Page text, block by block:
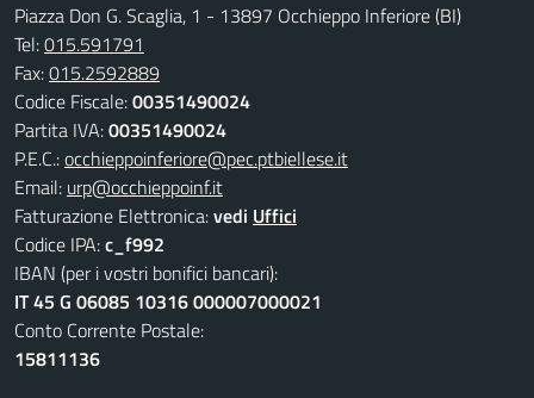
Piazza Don G. Scaglia, 1 - 13897 Occhieppo Inferiore (BI)
Tel:015.591791
Fax:015.2592889
Codice Fiscale:00351490024
Partita IVA:00351490024
P.E.C.:occhieppoinferiore@pec.ptbiellese.it
Email: urp@occhieppoinf.it
Fatturazione Elettronica:vedi Uffici
Codice IPA:c_f992
IBAN (per i vostri bonifici bancari):
IT 45 G 06085 10316 000007000021
Conto Corrente Postale:
15811136